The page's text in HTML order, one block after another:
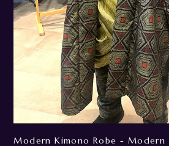
Modern Kimono Robe - Modern /